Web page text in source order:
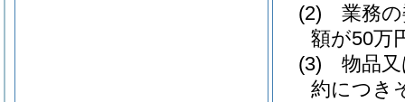
(2)
業務
額が50万
(3)
物品
約につき